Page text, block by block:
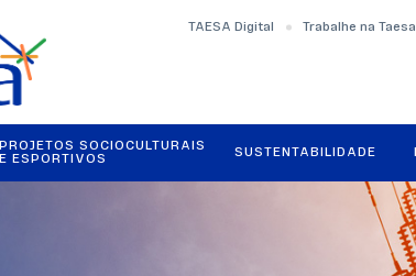
TAESA Digital Trabalhe na Taesa
PROJETOS SOCIOCULTURAIS
E ESPORTIVOS
SUSTENTABILIDADE